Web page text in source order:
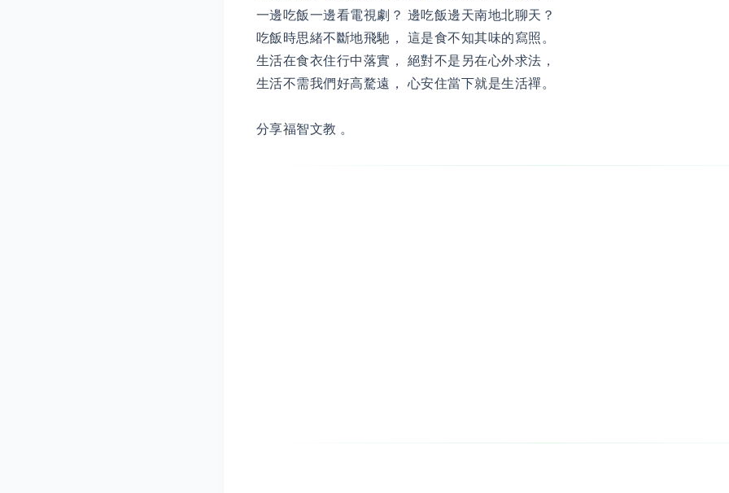
一邊吃飯一邊看電視劇？ 邊吃飯邊天南地北聊天？
吃飯時思緒不斷地飛馳， 這是食不知其味的寫照。
生活在食衣住行中落實， 絕對不是另在心外求法，
生活不需我們好高騖遠， 心安住當下就是生活禪。
分享福智文教 。